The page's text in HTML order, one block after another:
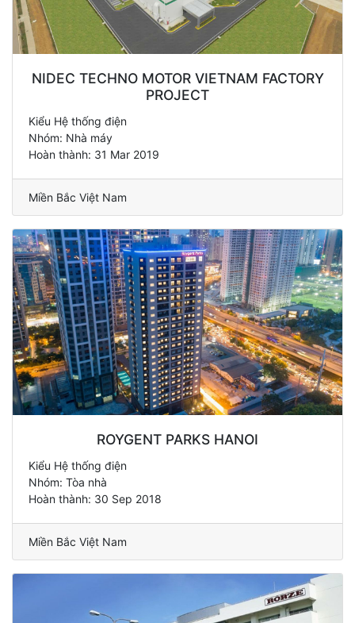
NIDEC TECHNO MOTOR VIETNAM FACTORY
PROJECT
Kiểu Hệ thống điện
Nhóm: Nhà máy
Hoàn thành: 31 Mar 2019
Miền Bắc Việt Nam
ROYGENT PARKS HANOI
Kiểu Hệ thống điện
Nhóm: Tòa nhà
Hoàn thành: 30 Sep 2018
Miền Bắc Việt Nam